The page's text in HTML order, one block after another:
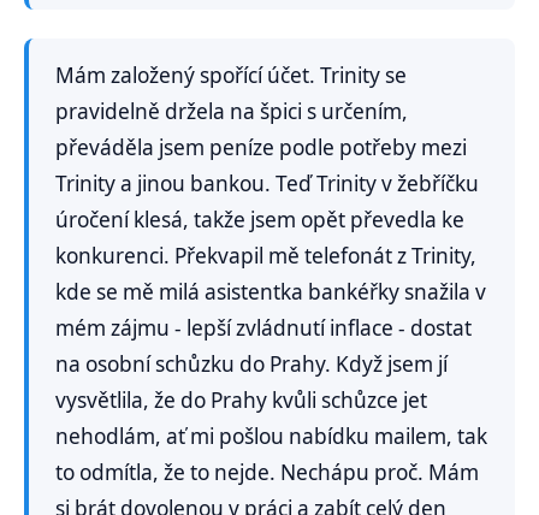
Mám založený spořící účet. Trinity se
pravidelně držela na špici s určením,
převáděla jsem peníze podle potřeby mezi
Trinity a jinou bankou. Teď Trinity v žebříčku
úročení klesá, takže jsem opět převedla ke
konkurenci. Překvapil mě telefonát z Trinity,
kde se mě milá asistentka bankéřky snažila v
mém zájmu - lepší zvládnutí inflace - dostat
na osobní schůzku do Prahy. Když jsem jí
vysvětlila, že do Prahy kvůli schůzce jet
nehodlám, ať mi pošlou nabídku mailem, tak
to odmítla, že to nejde. Nechápu proč. Mám
si brát dovolenou v práci a zabít celý den